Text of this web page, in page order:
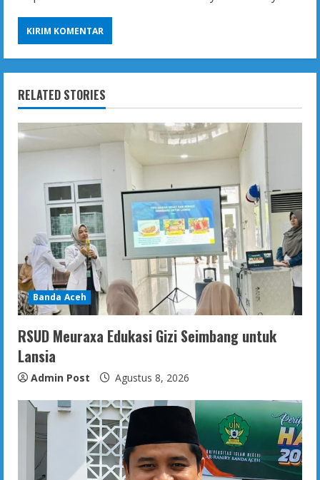
RELATED STORIES
Banda Aceh
RSUD Meuraxa Edukasi Gizi Seimbang untuk
Lansia
Admin Post Agustus 8, 2026